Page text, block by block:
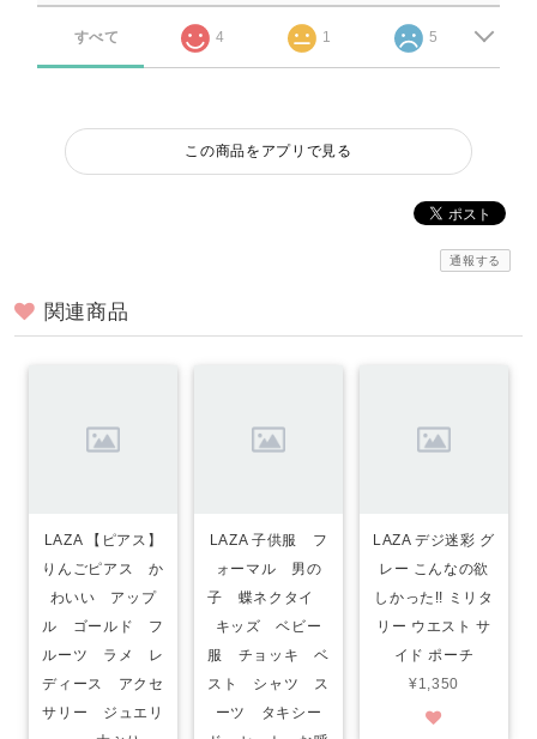
すべて 4 1 5
この商品をアプリで見る
通報する
関連商品
LAZA 【ピアス】
りんごピアス か
わいい アップ
ル ゴールド フ
ルーツ ラメ レ
ディース アクセ
サリー ジュエリ
LAZA 子供服 フ
ォーマル 男の
子 蝶ネクタイ
キッズ ベビー
服 チョッキ ベ
スト シャツ ス
ーツ タキシー
LAZA デジ迷彩 グ
レー こんなの欲
しかった!! ミリタ
リー ウエスト サ
イド ポーチ
¥1,350